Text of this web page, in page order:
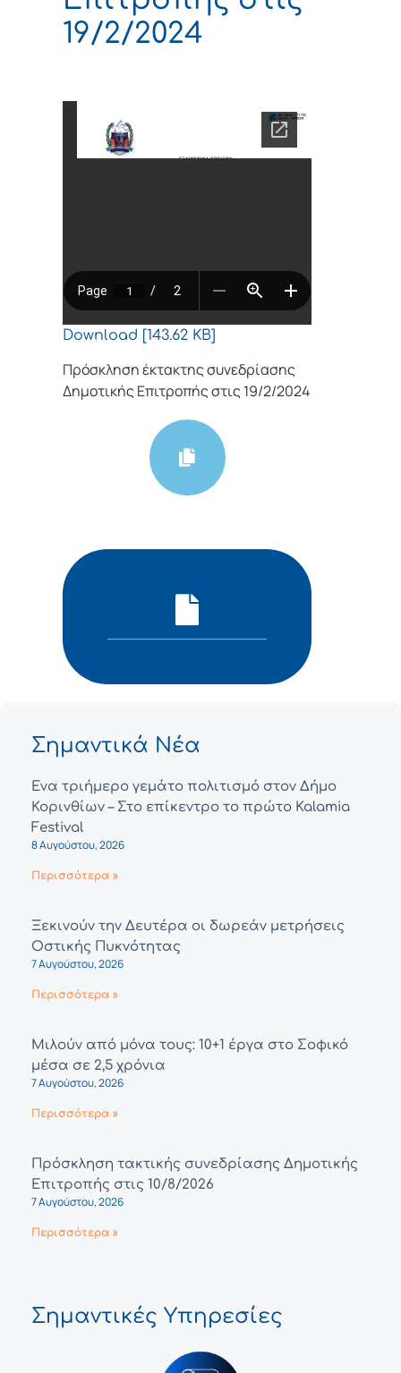
19/2/2024
Download [143.62 KB]
Πρόσκληση έκτακτης συνεδρίασης
Δημοτικής Επιτροπής στις 19/2/2024
Σημαντικά Νέα
Ένα τριήμερο γεμάτο πολιτισμό στον Δήμο
Κορινθίων – Στο επίκεντρο το πρώτο Kalamia
Festival
8 Αυγούστου, 2026
Περισσότερα »
Ξεκινούν την Δευτέρα οι δωρεάν μετρήσεις
Οστικής Πυκνότητας
7 Αυγούστου, 2026
Περισσότερα »
Μιλούν από μόνα τους: 10+1 έργα στο Σοφικό
μέσα σε 2,5 χρόνια
7 Αυγούστου, 2026
Περισσότερα »
Πρόσκληση τακτικής συνεδρίασης Δημοτικής
Επιτροπής στις 10/8/2026
7 Αυγούστου, 2026
Περισσότερα »
Σημαντικές Υπηρεσίες